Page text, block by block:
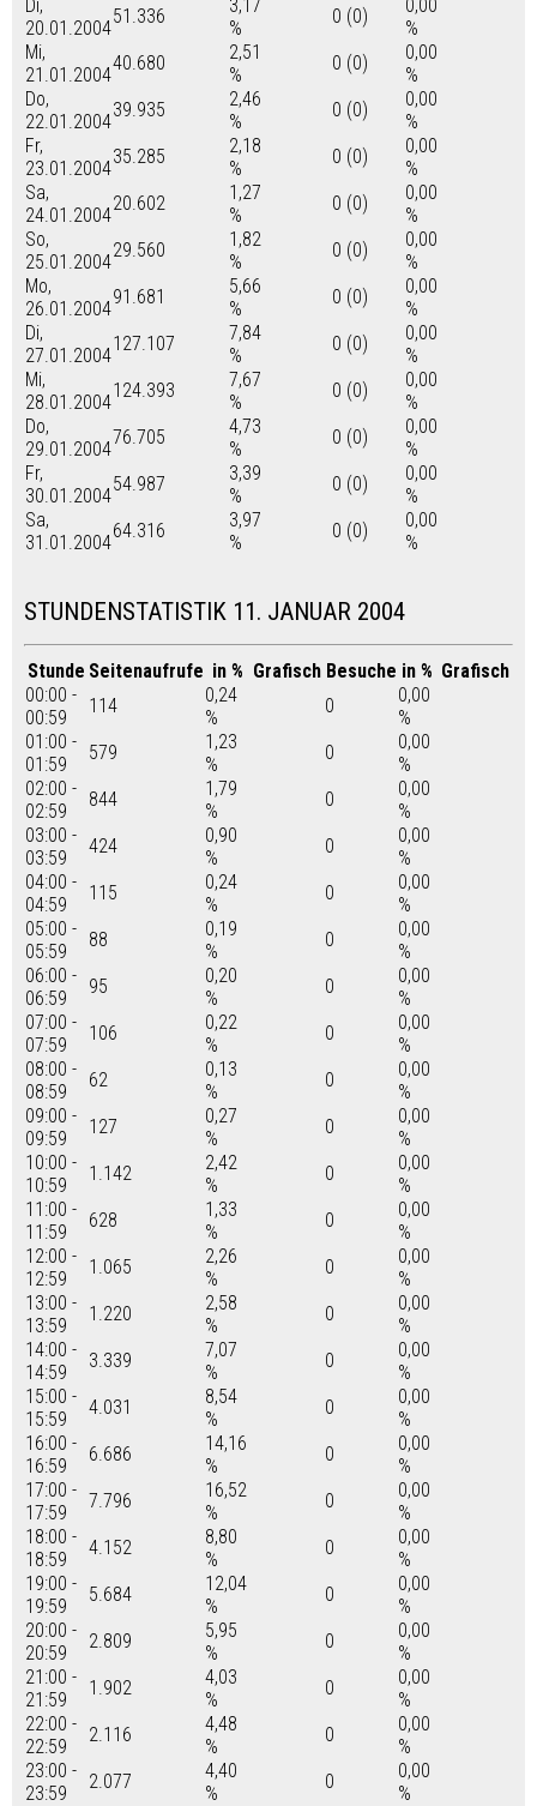
Di,
20.01.2004
51.336
3,17
%
0 (0)
0,00
%
Mi,
21.01.2004
40.680
2,51
%
0 (0)
0,00
%
Do,
22.01.2004
39.935
2,46
%
0 (0)
0,00
%
Fr,
23.01.2004
35.285
2,18
%
0 (0)
0,00
%
Sa,
24.01.2004
20.602
1,27
%
0 (0)
0,00
%
So,
25.01.2004
29.560
1,82
%
0 (0)
0,00
%
Mo,
26.01.2004
91.681
5,66
%
0 (0)
0,00
%
Di,
27.01.2004
127.107
7,84
%
0 (0)
0,00
%
Mi,
28.01.2004
124.393
7,67
%
0 (0)
0,00
%
Do,
29.01.2004
76.705
4,73
%
0 (0)
0,00
%
Fr,
30.01.2004
54.987
3,39
%
0 (0)
0,00
%
Sa,
31.01.2004
64.316
3,97
%
0 (0)
0,00
%
STUNDENSTATISTIK 11. JANUAR 2004
Stunde Seitenaufrufe in % Grafisch Besuche in % Grafisch
00:00 -
00:59
114
0,24
%
0
0,00
%
01:00 -
01:59
579
1,23
%
0
0,00
%
02:00 -
02:59
844
1,79
%
0
0,00
%
03:00 -
03:59
424
0,90
%
0
0,00
%
04:00 -
04:59
115
0,24
%
0
0,00
%
05:00 -
05:59
88
0,19
%
0
0,00
%
06:00 -
06:59
95
0,20
%
0
0,00
%
07:00 -
07:59
106
0,22
%
0
0,00
%
08:00 -
08:59
62
0,13
%
0
0,00
%
09:00 -
09:59
127
0,27
%
0
0,00
%
10:00 -
10:59
1.142
2,42
%
0
0,00
%
11:00 -
11:59
628
1,33
%
0
0,00
%
12:00 -
12:59
1.065
2,26
%
0
0,00
%
13:00 -
13:59
1.220
2,58
%
0
0,00
%
14:00 -
14:59
3.339
7,07
%
0
0,00
%
15:00 -
15:59
4.031
8,54
%
0
0,00
%
16:00 -
16:59
6.686
14,16
%
0
0,00
%
17:00 -
17:59
7.796
16,52
%
0
0,00
%
18:00 -
18:59
4.152
8,80
%
0
0,00
%
19:00 -
19:59
5.684
12,04
%
0
0,00
%
20:00 -
20:59
2.809
5,95
%
0
0,00
%
21:00 -
21:59
1.902
4,03
%
0
0,00
%
22:00 -
22:59
2.116
4,48
%
0
0,00
%
23:00 -
23:59
2.077
4,40
%
0
0,00
%